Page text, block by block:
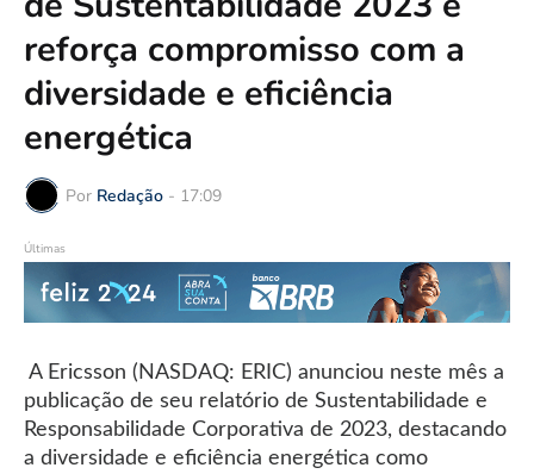
reforça compromisso com a
diversidade e eficiência
energética
Por Redação - 17:09
Últimas
A Ericsson (NASDAQ: ERIC) anunciou neste mês a
publicação de seu relatório de Sustentabilidade e
Responsabilidade Corporativa de 2023, destacando
a diversidade e eficiência energética como